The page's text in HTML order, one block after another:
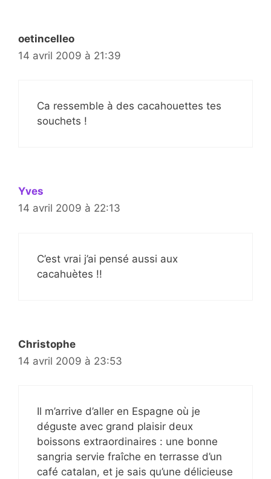
oetincelleo
14 avril 2009 à 21:39
Ca ressemble à des cacahouettes tes
souchets !
Yves
14 avril 2009 à 22:13
C’est vrai j’ai pensé aussi aux
cacahuètes !!
Christophe
14 avril 2009 à 23:53
Il m’arrive d’aller en Espagne où je
déguste avec grand plaisir deux
boissons extraordinaires : une bonne
sangria servie fraîche en terrasse d’un
café catalan, et je sais qu’une délicieuse